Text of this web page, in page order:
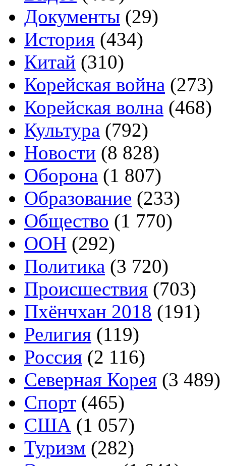
Документы (29)
История (434)
Китай (310)
Корейская война (273)
Корейская волна (468)
Культура (792)
Новости (8 828)
Оборона (1 807)
Образование (233)
Общество (1 770)
ООН (292)
Политика (3 720)
Происшествия (703)
Пхёнчхан 2018 (191)
Религия (119)
Россия (2 116)
Северная Корея (3 489)
Спорт (465)
США (1 057)
Туризм (282)